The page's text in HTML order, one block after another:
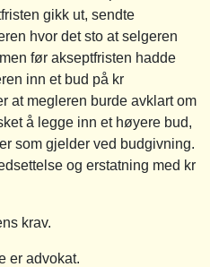
gikk ut, sendte
hvor det sto at selgeren
før akseptfristen hadde
inn et bud på kr
at megleren burde avklart om
å legge inn et høyere bud,
som gjelder ved budgivning.
og erstatning med kr
krav.
er advokat.